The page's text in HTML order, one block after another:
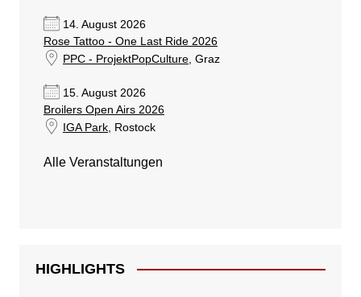
14. August 2026
Rose Tattoo - One Last Ride 2026
PPC - ProjektPopCulture, Graz
15. August 2026
Broilers Open Airs 2026
IGA Park, Rostock
Alle Veranstaltungen
HIGHLIGHTS